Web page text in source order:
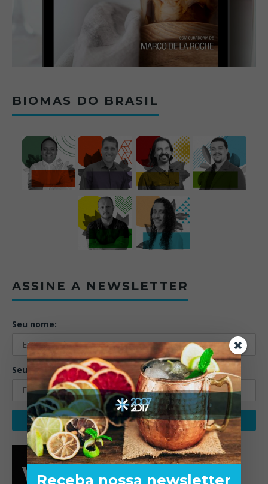
BIOMAS DO BRASIL
ASSINE A NEWSLETTER
Seu nome:
Seu email:
Receba nossa newsletter